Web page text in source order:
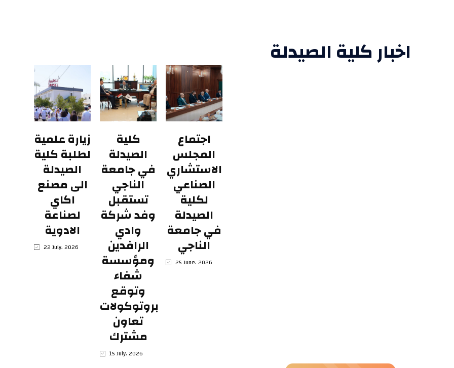
اخبار كلية الصيدلة
زيارة علمية
لطلبة كلية
الصيدلة
الى مصنع
اكاي
لصناعة
الادوية
22 July، 2026
كلية
الصيدلة
في جامعة
الناجي
تستقبل
وفد شركة
وادي
الرافدين
ومؤسسة
شفاء
وتوقع
بروتوكولات
تعاون
مشترك
15 July، 2026
اجتماع
المجلس
الاستشاري
الصناعي
لكلية
الصيدلة
في جامعة
الناجي
25 June، 2026